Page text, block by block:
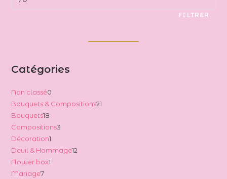
FILTRER
Catégories
Non classé0
produit
Bouquets & Compositions21
Bouquets18
produits
Compositions3
Décoration1
produit
Deuil & Hommage1212
Flower box1
Mariage77